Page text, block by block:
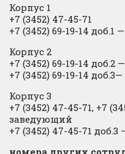
Корпус 1
+7 (3452) 47-45-71
+7 (3452) 69-19-14 доб.1
Корпус 2
+7 (3452) 69-19-14 доб.2
+7 (3452) 69-19-14
Корпус 3
+7 (3452) 47-45-71, +7
заведующий
+7 (3452) 47-45-71
​номера других